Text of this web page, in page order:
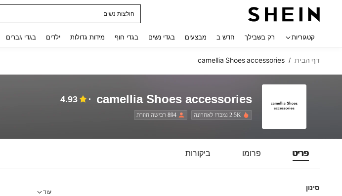
חולצות נשים
קטגוריות רק בשבילך חדש ב מבצעים בגדי נשים בגדי חוף מידות גדולות ילדים בגדי גברים
דף הבית /
camellia Shoes accessories
camellia Shoes accessories
4.93
2.5K נמכרו לאחרונה 894 רכישה חוזרת
פריט פרומו ביקורות
סינון
עוד